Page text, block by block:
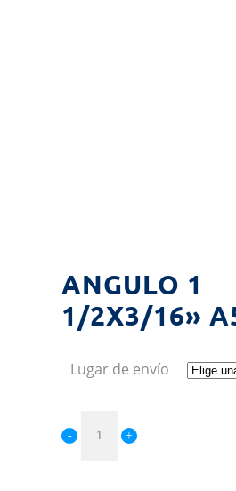
ANGULO 1
1/2X3/16»
Lugar de envío